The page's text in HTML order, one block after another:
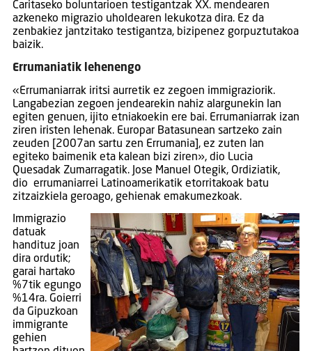
Caritaseko boluntarioen testigantzak XX. mendearen
azkeneko migrazio uholdearen lekukotza dira. Ez da
zenbakiez jantzitako testigantza, bizipenez gorpuztutakoa
baizik.
Errumaniatik lehenengo
«Errumaniarrak iritsi aurretik ez zegoen immigraziorik.
Langabezian zegoen jendearekin nahiz alargunekin lan
egiten genuen, ijito etniakoekin ere bai. Errumaniarrak izan
ziren iristen lehenak. Europar Batasunean sartzeko zain
zeuden [2007an sartu zen Errumania], ez zuten lan
egiteko baimenik eta kalean bizi ziren», dio Lucia
Quesadak Zumarragatik. Jose Manuel Otegik, Ordiziatik,
dio errumaniarrei Latinoamerikatik etorritakoak batu
zitzaizkiela geroago, gehienak emakumezkoak.
Immigrazio
datuak
handituz joan
dira ordutik;
garai hartako
%7tik egungo
%14ra. Goierri
da Gipuzkoan
immigrante
gehien